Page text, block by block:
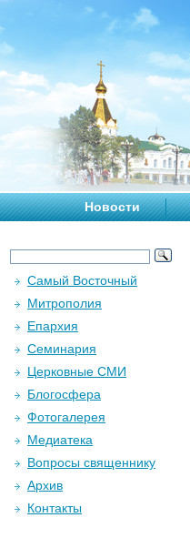
Новости
Самый Восточный
Митрополия
Епархия
Семинария
Церковные СМИ
Блогосфера
Фотогалерея
Медиатека
Вопросы священнику
Архив
Контакты